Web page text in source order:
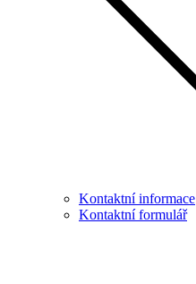
Kontaktní informace
Kontaktní formulář